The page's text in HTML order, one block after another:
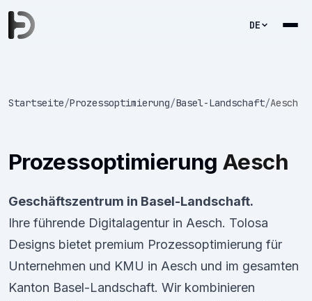
DE
Startseite/Prozessoptimierung/Basel-Landschaft/Aesch
Prozessoptimierung Aesch
Geschäftszentrum in Basel-Landschaft.
Ihre führende Digitalagentur in Aesch. Tolosa
Designs bietet premium Prozessoptimierung für
Unternehmen und KMU in Aesch und im gesamten
Kanton Basel-Landschaft. Wir kombinieren